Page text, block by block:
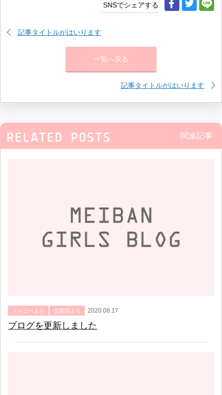
SNSでシェアする
記事タイトルがはいります
一覧へ戻る
記事タイトルがはいります
関連記事
メイコーより 支援部より 2020.08.17
ブログを更新しました